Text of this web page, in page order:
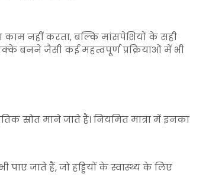
नहीं करता, बल्कि मांसपेशियों के सही
बनने जैसी कई महत्वपूर्ण प्रक्रियाओं में भी
स्रोत माने जाते हैं। नियमित मात्रा में इनका
जाते हैं, जो हड्डियों के स्वास्थ्य के लिए